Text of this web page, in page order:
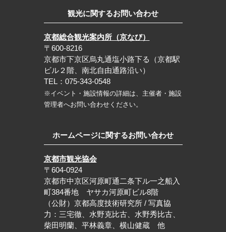
観光に関するお問い合わせ
京都総合観光案内所（京なび）
〒600-8216
京都市下京区烏丸通塩小路下る（京都駅
ビル２階、南北自由通路沿い）
TEL：075-343-0548
※イベント・施設情報の詳細は、主催者・施設
管理者へお問い合わせください。
ホームページに関するお問い合わせ
京都市観光協会
〒604-0924
京都市中京区河原町通二条下ル一之船入
町384番地 ヤサカ河原町ビル8階
（公財）京都高度技術研究所 / 写真協
力：三宅徹、水野克比古、水野秀比古、
柴田明蘭、平林義章、横山健蔵 他